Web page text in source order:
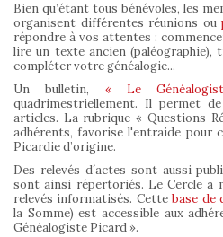
Bien qu’étant tous bénévoles, les
organisent différentes réunions ou
répondre à vos attentes :
lire un texte ancien (paléographie),
compléter votre généalogie...
Un bulletin, « Le
quadrimestriellement. Il permet
articles. La rubrique « Questions-
adhérents, favorise l'entraide pour
Picardie d’origine.
Des relevés d´actes sont aussi
sont ainsi répertoriés. Le Cercle a
relevés informatisés. Cettebase de
la Somme) est accessible aux
Généalogiste Picard ».